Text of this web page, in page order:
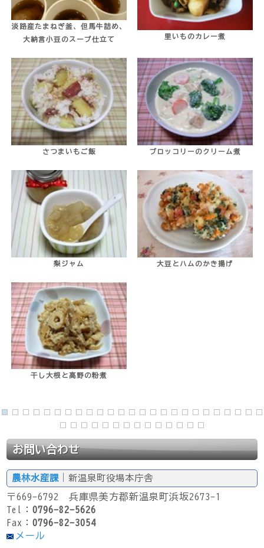
淡路産たまねぎ釜、但馬牛詰め、
大納言小豆のスープ仕立て
里いものカレー煮
さつまいもご飯 ブロッコリーのクリーム煮
梨ジャム 大豆とハムのかき揚げ
干し大根と高野の粉煮
お問い合わせ
農林水産課 ｜新温泉町役場本庁舎
〒669-6792 兵庫県美方郡新温泉町浜坂2673-1
Tel：0796-82-5626
Fax：0796-82-3054
メール